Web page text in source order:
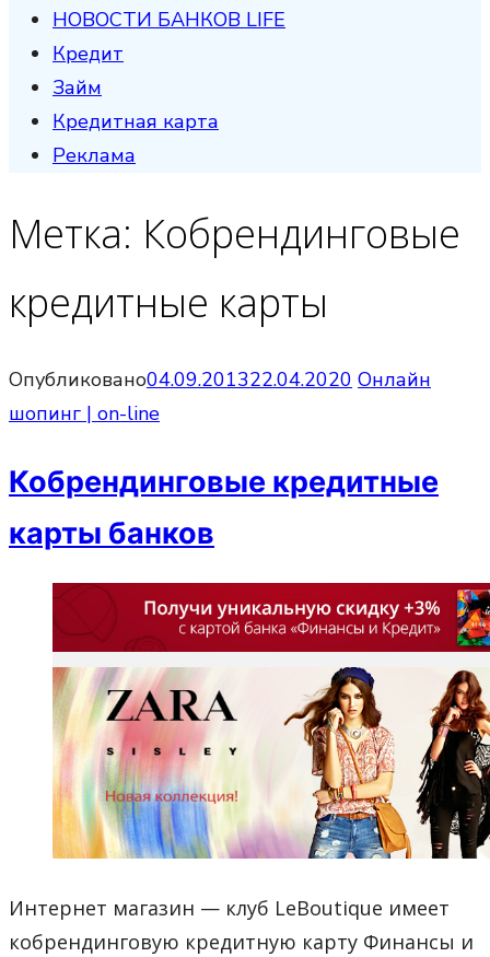
НОВОСТИ БАНКОВ LIFE
Кредит
Займ
Кредитная карта
Реклама
Метка: Кобрендинговые
кредитные карты
Опубликовано04.09.201322.04.2020 Онлайн
шопинг | on-line
Кобрендинговые кредитные
карты банков
Интернет магазин — клуб LeBoutique имеет
кобрендинговую кредитную карту Финансы и